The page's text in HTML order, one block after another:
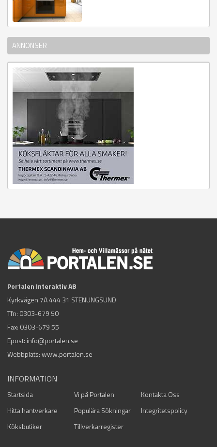
ANNONSER
Portalen Interaktiv AB
Kyrkvägen 7A 444 31 STENUNGSUND
Tfn: 0303-679 50
Fax: 0303-679 55
Epost: info@portalen.se
Webbplats: www.portalen.se
INFORMATION
Startsida Vi på Portalen
Kontakta Oss
Hitta hantverkare
Populära Sökningar
Integritetspolicy
Köksbutiker
Tillverkarregister